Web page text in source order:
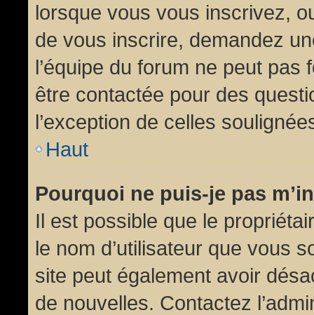
lorsque vous vous inscrivez,
de vous inscrire, demandez
l’équipe du forum ne peut
être contactée pour des
l’exception de celles
Haut
Pourquoi ne puis-je pas
Il est possible que le
le nom d’utilisateur que vous
site peut également avoir
de nouvelles. Contactez